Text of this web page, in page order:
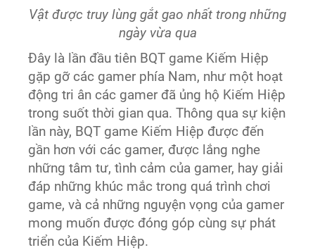
Vật được truy lùng gắt gao nhất trong những
ngày vừa qua
Đây là lần đầu tiên BQT game Kiếm Hiệp
gặp gỡ các gamer phía Nam, như một hoạt
động tri ân các gamer đã ủng hộ Kiếm Hiệp
trong suốt thời gian qua. Thông qua sự kiện
lần này, BQT game Kiếm Hiệp được đến
gần hơn với các gamer, được lắng nghe
những tâm tư, tình cảm của gamer, hay giải
đáp những khúc mắc trong quá trình chơi
game, và cả những nguyện vọng của gamer
mong muốn được đóng góp cùng sự phát
triển của Kiếm Hiệp.